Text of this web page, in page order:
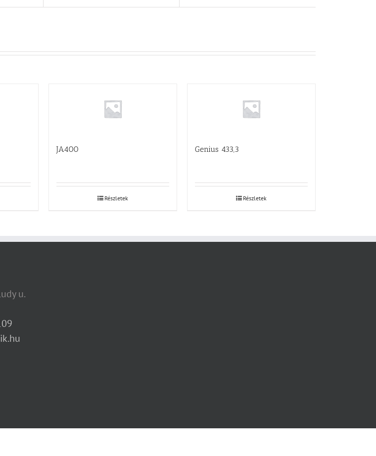
JA400
Részletek
Genius 433,3
Részletek
u.